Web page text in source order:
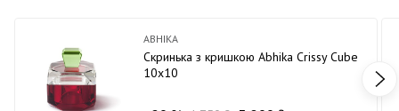
ABHIKA
Скринька з кришкою Abhika Crissy Cube
10х10